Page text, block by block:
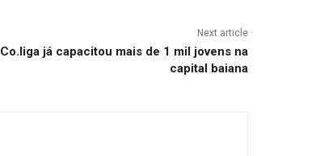
Next article
Co.liga já capacitou mais de 1 mil jovens na
capital baiana